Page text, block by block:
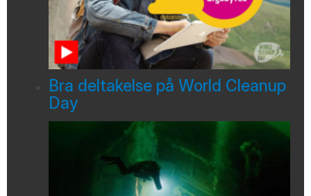
Bra deltakelse på World Cleanup
Day